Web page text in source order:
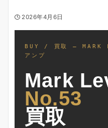
2026年4月6日
BUY / 買取 — MARK
アンプ
Mark
No.53
買取